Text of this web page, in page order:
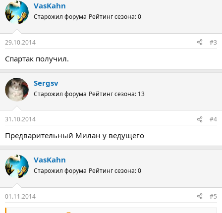
VasKahn
Старожил форума Рейтинг сезона: 0
29.10.2014 #3
Спартак получил.
Sergsv
Старожил форума Рейтинг сезона: 13
31.10.2014 #4
Предварительный Милан у ведущего
VasKahn
Старожил форума Рейтинг сезона: 0
01.11.2014 #5